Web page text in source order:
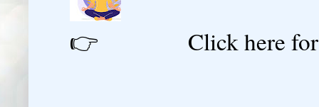
👉 Click here for